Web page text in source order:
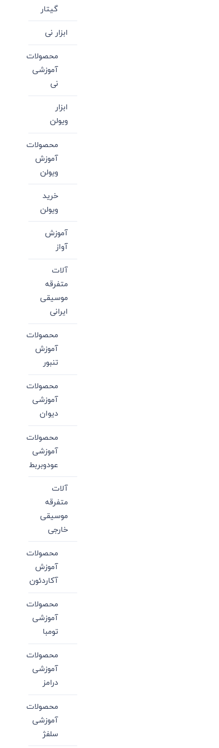
گیتار
ابزار نی
محصولات
آموزشی
نی
ابزار
ویولن
محصولات
آموزش
ویولن
خرید
ویولن
آموزش
آواز
آلات
متفرقه
موسیقی
ایرانی
محصولات
آموزش
تنبور
محصولات
آموزشی
دیوان
محصولات
آموزشی
عودوبربط
آلات
متفرقه
موسیقی
خارجی
محصولات
آموزش
آکاردئون
محصولات
آموزشی
تومبا
محصولات
آموزشی
درامز
محصولات
آموزشی
سلفژ